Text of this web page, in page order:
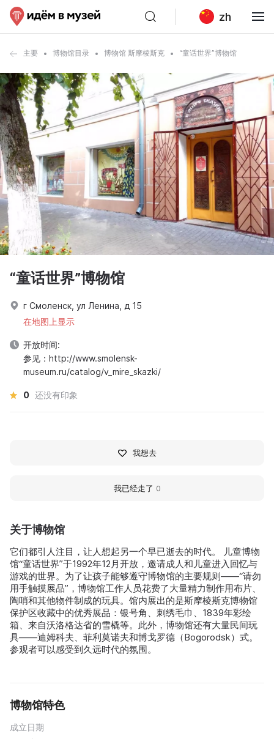
zh
主要 博物馆目录 博物馆 斯摩棱斯克 “童话世界”博物馆
关于博物馆
它们都引人注目，让人想起另一个早已逝去的时代。 儿童博物
馆“童话世界”于1992年12月开放，邀请成人和儿童进入回忆与
游戏的世界。为了让孩子能够遵守博物馆的主要规则——“请勿
用手触摸展品”，博物馆工作人员花费了大量精力制作用布片、
陶哨和其他物件制成的玩具。馆内展出的是斯摩棱斯克博物馆
保护区收藏中的优秀展品：银号角、刺绣毛巾、1839年彩绘
箱、来自沃洛格达省的雪橇等。此外，博物馆还有大量民间玩
具——迪姆科夫、菲利莫诺夫和博戈罗德（Bogorodsk）式。
参观者可以感受到久远时代的氛围。
博物馆特色
成立日期
“童话世界”博物馆
г Смоленск, ул Ленина, д 15
在地图上显示
开放时间:
参见：http://www.smolensk-
museum.ru/catalog/v_mire_skazki/
0 还没有印象
我想去
我已经走了 0